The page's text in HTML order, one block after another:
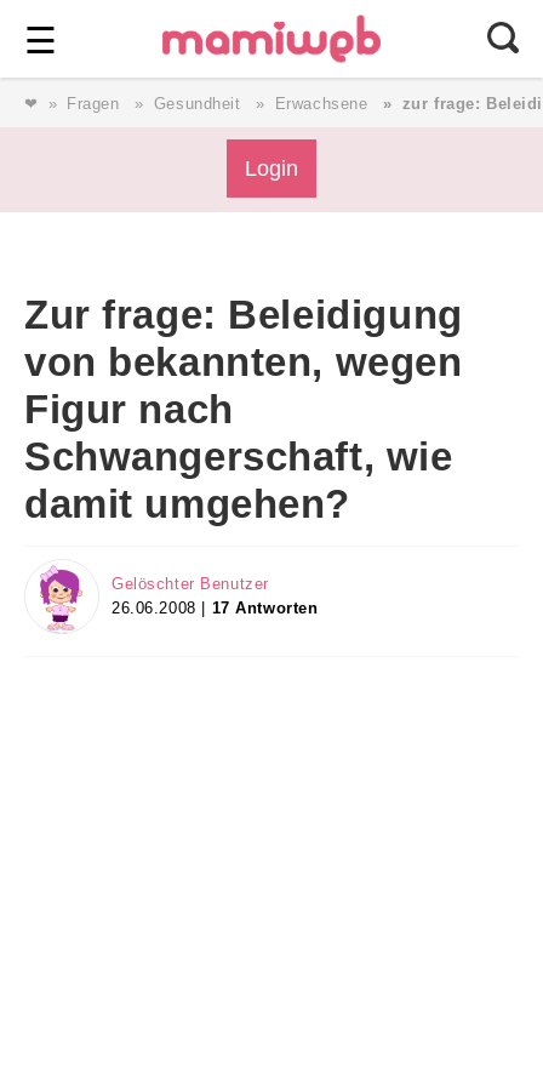
☰ ⎯ Wir lieben Familie ⎯
❤ Fragen Gesundheit Erwachsene zur frage:
Login
Zur frage: Beleidigung
von bekannten, wegen
Figur nach
Schwangerschaft, wie
damit umgehen?
Gelöschter Benutzer
26.06.2008 | 17 Antworten
Forum
Service
AGB & Impressum